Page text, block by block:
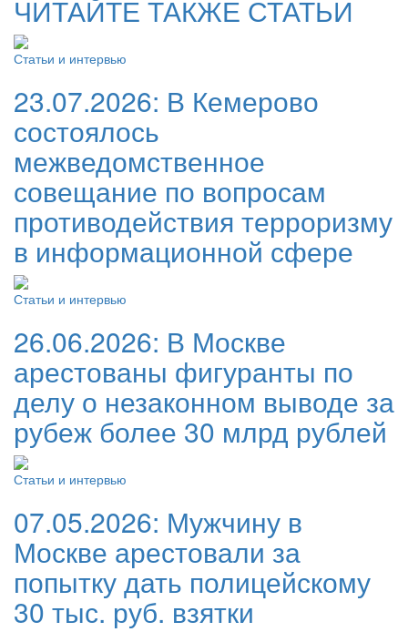
ЧИТАЙТЕ ТАКЖЕ СТАТЬИ
Статьи и интервью
23.07.2026: В Кемерово
состоялось
межведомственное
совещание по вопросам
противодействия терроризму
в информационной сфере
Статьи и интервью
26.06.2026: В Москве
арестованы фигуранты по
делу о незаконном выводе за
рубеж более 30 млрд рублей
Статьи и интервью
07.05.2026: Мужчину в
Москве арестовали за
попытку дать полицейскому
30 тыс. руб. взятки